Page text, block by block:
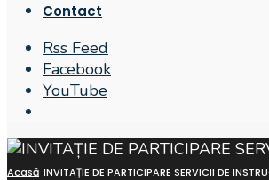
Contact
Rss Feed
Facebook
YouTube
Search
Window
Acasă INVITAȚIE DE PARTICIPARE SERVICII DE